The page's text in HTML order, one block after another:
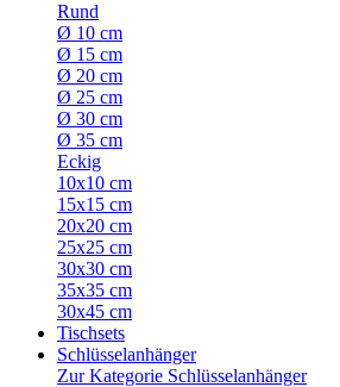
Rund
Ø 10 cm
Ø 15 cm
Ø 20 cm
Ø 25 cm
Ø 30 cm
Ø 35 cm
Eckig
10x10 cm
15x15 cm
20x20 cm
25x25 cm
30x30 cm
35x35 cm
30x45 cm
Tischsets
Schlüsselanhänger
Zur Kategorie Schlüsselanhänger